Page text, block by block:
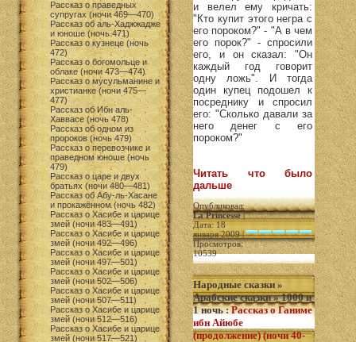
Рассказ о праведных
супругах (ночи 469—470)
Рассказ об аль-Хаджжадже
и юноше (ночь 471)
Рассказ о кузнеце (ночь
472)
Рассказ о богомольце и
облаке (ночи 473—474)
Рассказ о мусульманине и
христианке (ночи 475—
477)
Рассказ об Ибн аль-
Хаввасе (ночь 478)
Рассказ об одном из
пророков (ночь 479)
Рассказ о перевозчике и
праведном юноше (ночь
479)
Рассказ о царе и двух
братьях (ночи 480—481)
Рассказ об Абу-ль-Хасане
и прокажённом (ночь 482)
Рассказ о Хасибе и царице
змей (ночи 483—491)
Рассказ о Хасибе и царице
змей (ночи 492—496)
Рассказ о Хасибе и царице
змей (ночи 497—501)
Рассказ о Хасибе и царице
змей (ночи 502—506)
Рассказ о Хасибе и царице
змей (ночи 507—511)
Рассказ о Хасибе и царице
змей (ночи 512—516)
Рассказ о Хасибе и царице
змей (ночи 517—521)
и велел ему кричать:
"Кто купит этого негра с
его пороком?" - "А в чем
его порок?" - спросили
его, и он сказал: "Он
каждый год говорит
одну ложь". И тогда
один купец подошел к
посреднику и спросил
его: "Сколько давали за
него денег с его
пороком?"
Читать что было
дальше
Опубликовал:
La Princesse|
Дата: 18
января 2009 |
Просмотров:
10539
Народные сказки »
Арабские сказки»1000 и
1 ночь:Рассказ о Ганиме
ибн Айюбе
(продолжение) (ночи 40-